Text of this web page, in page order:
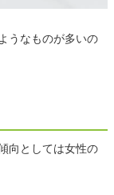
うなものが多いの
向としては女性の